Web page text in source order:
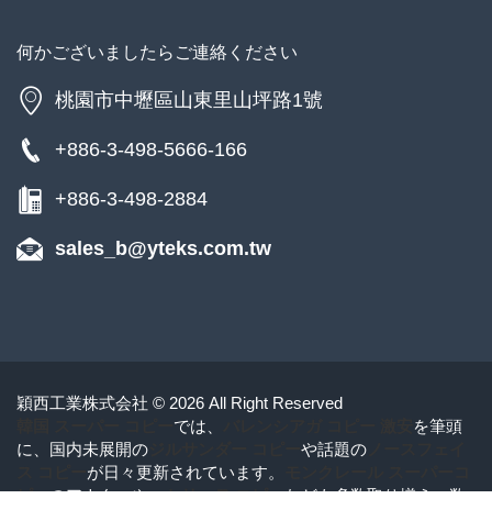
何かございましたらご連絡ください
桃園市中壢區山東里山坪路1號
+886-3-498-5666-166
+886-3-498-2884
sales_b@yteks.com.tw
穎西工業株式会社 © 2026 All Right Reserved
では、
を筆頭
に、国内未展開の
や話題の
が日々更新されています。
ピーのアウターや、セリーヌ コピーなども多数取り揃え。数